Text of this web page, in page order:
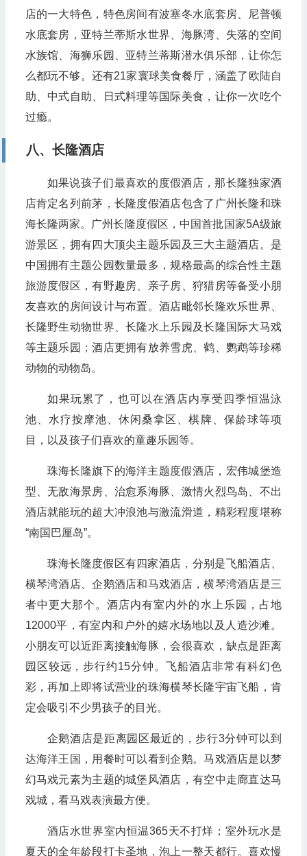
店的一大特色，特色房间有波塞冬水底套房、尼普顿
水底套房，亚特兰蒂斯水世界、海豚湾、失落的空间
水族馆、海狮乐园、亚特兰蒂斯潜水俱乐部，让你怎
么都玩不够。还有21家寰球美食餐厅，涵盖了欧陆自
助、中式自助、日式料理等国际美食，让你一次吃个
过瘾。
八、长隆酒店
如果说孩子们最喜欢的度假酒店，那长隆独家酒
店肯定名列前茅，长隆度假酒店包含了广州长隆和珠
海长隆两家。广州长隆度假区，中国首批国家5A级旅
游景区，拥有四大顶尖主题乐园及三大主题酒店。是
中国拥有主题公园数量最多，规格最高的综合性主题
旅游度假区，有野趣房、亲子房、狩猎房等备受小朋
友喜欢的房间设计与布置。酒店毗邻长隆欢乐世界、
长隆野生动物世界、长隆水上乐园及长隆国际大马戏
等主题乐园；酒店更拥有放养雪虎、鹤、鹦鹉等珍稀
动物的动物岛。
如果玩累了，也可以在酒店内享受四季恒温泳
池、水疗按摩池、休闲桑拿区、棋牌、保龄球等项
目，以及孩子们喜欢的童趣乐园等。
珠海长隆旗下的海洋主题度假酒店，宏伟城堡造
型、无敌海景房、治愈系海豚、激情火烈鸟岛、不出
酒店就能玩的超大冲浪池与激流滑道，精彩程度堪称
“南国巴厘岛”。
珠海长隆度假区有四家酒店，分别是飞船酒店、
横琴湾酒店、企鹅酒店和马戏酒店，横琴湾酒店是三
者中更大那个。酒店内有室内外的水上乐园，占地
12000平，有室内和户外的嬉水场地以及人造沙滩。
小朋友可以近距离接触海豚，会很喜欢，缺点是距离
园区较远，步行约15分钟。飞船酒店非常有科幻色
彩，再加上即将试营业的珠海横琴长隆宇宙飞船，肯
定会吸引不少男孩子的目光。
企鹅酒店是距离园区最近的，步行3分钟可以到
达海洋王国，用餐时可以看到企鹅。马戏酒店是以梦
幻马戏元素为主题的城堡风酒店，有空中走廊直达马
戏城，看马戏表演最方便。
酒店水世界室内恒温365天不打烊；室外玩水是
夏天的全年龄段打卡圣地，泡上一整天都行。喜欢慢